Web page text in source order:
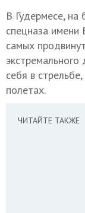
В Гудермесе, на
спецназа имени
самых
себя в
полетах.
ЧИТАЙТЕ ТАКЖЕ